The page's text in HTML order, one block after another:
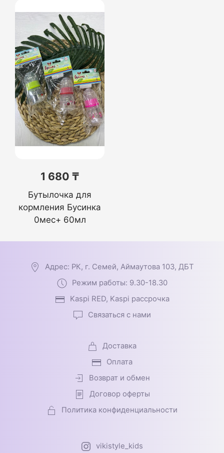
1 680 ₸
Бутылочка для
кормления Бусинка
0мес+ 60мл
Адрес: РК, г. Семей, Аймаутова 103, ДБТ
Режим работы: 9.30-18.30
Kaspi RED, Kaspi рассрочка
Связаться с нами
Доставка
Оплата
Возврат и обмен
Договор оферты
Политика конфиденциальности
vikistyle_kids